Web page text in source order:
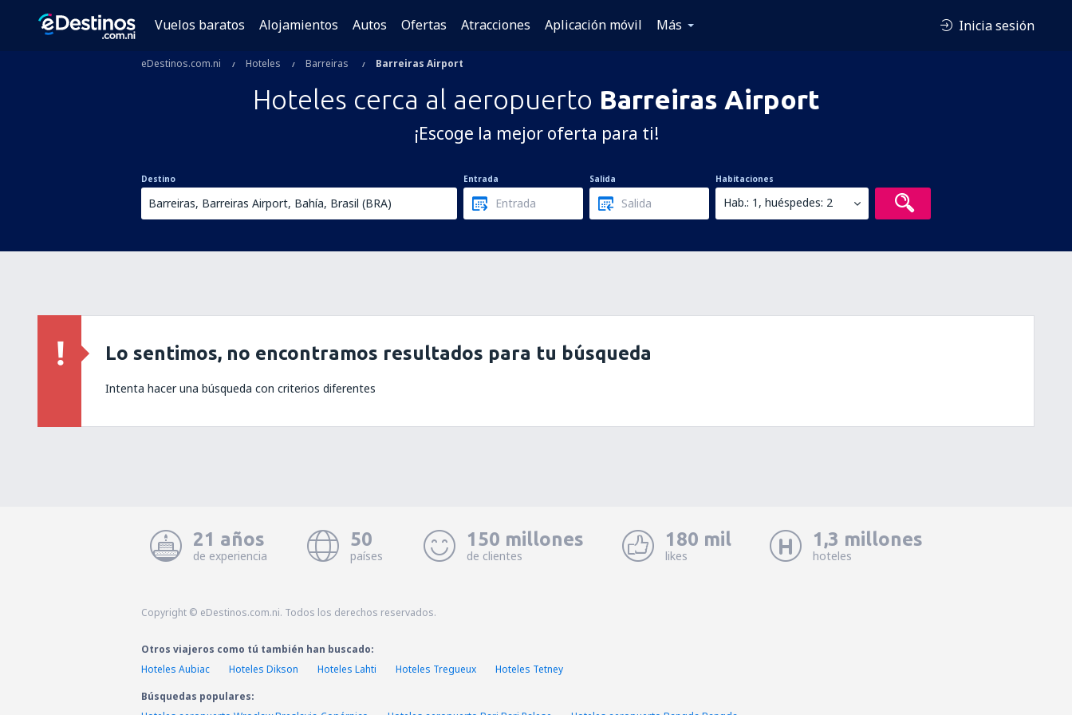
Vuelos baratos Alojamientos Autos Ofertas Atracciones Aplicación móvil Más Inicia sesión
eDestinos.com.ni Hoteles Barreiras Barreiras Airport
Hoteles cerca al aeropuerto Barreiras Airport
¡Escoge la mejor oferta para ti!
Destino Entrada Salida Habitaciones
Hab.: 1, huéspedes: 2
Lo sentimos, no encontramos resultados para tu búsqueda
Intenta hacer una búsqueda con criterios diferentes
21 años
de experiencia
50
países
150 millones
de clientes
180 mil
likes
1,3 millones
hoteles
Copyright © eDestinos.com.ni. Todos los derechos reservados.
Otros viajeros como tú también han buscado:
Hoteles Aubiac
Hoteles Dikson Hoteles Lahti Hoteles Tregueux
Hoteles Tetney
Búsquedas populares: